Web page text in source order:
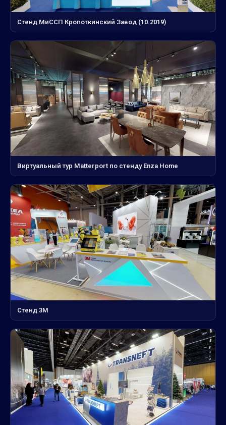
Стенд МиССП Кропоткинский Завод (10.2019)
Виртуальный тур Matterport по стенду Enza Home
Стенд 3М